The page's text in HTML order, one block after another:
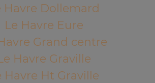
Havre Dollemard
Le Havre Eure
Grand centre
Havre Graville
Havre Ht Graville